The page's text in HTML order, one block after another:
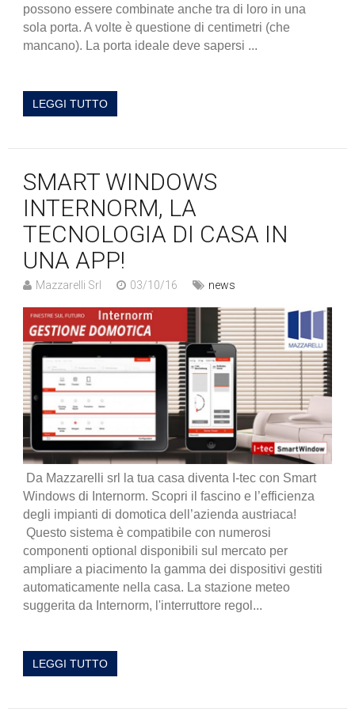
possono essere combinate anche tra di loro in una
sola porta. A volte è questione di centimetri (che
mancano). La porta ideale deve sapersi ...
LEGGI TUTTO
SMART WINDOWS
INTERNORM, LA
TECNOLOGIA DI CASA IN
UNA APP!
Mazzarelli Srl 03/10/16 news
Da Mazzarelli srl la tua casa diventa I-tec con Smart
Windows di Internorm. Scopri il fascino e l’efficienza
degli impianti di domotica dell’azienda austriaca!
Questo sistema è compatibile con numerosi
componenti optional disponibili sul mercato per
ampliare a piacimento la gamma dei dispositivi gestiti
automaticamente nella casa. La stazione meteo
suggerita da Internorm, l'interruttore regol...
LEGGI TUTTO